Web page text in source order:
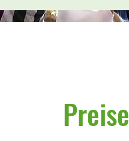
Preise